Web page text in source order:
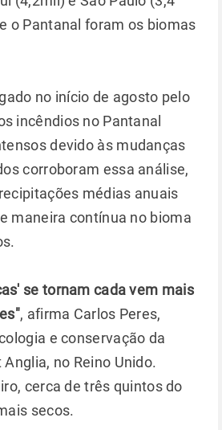
o Pantanal foram os biomas
no início de agosto pelo
incêndios no Pantanal
devido às mudanças
corroboram essa análise,
médias anuais
maneira contínua no bioma
se tornam cada vem mais
, afirma Carlos Peres,
e conservação da
no Reino Unido.
cerca de três quintos do
secos.